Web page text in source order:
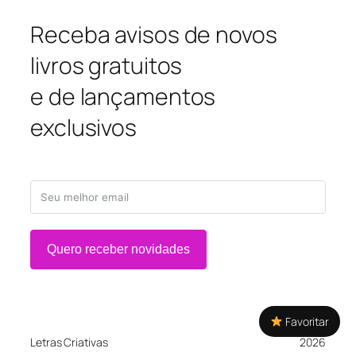
Receba avisos de novos
livros gratuitos
e de lançamentos
exclusivos
Quero receber novidades
Letras Criativas 2026
Favoritar